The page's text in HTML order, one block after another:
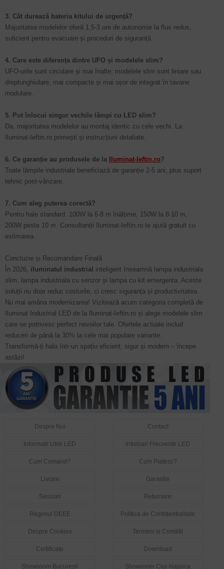
3. Cât durează bateria kitului de urgență?
Majoritatea modelelor oferă 1,5-3 ore de autonomie la flux redus,
suficient pentru evacuare și proceduri de siguranță.
4. Care este diferența dintre UFO și modelele slim?
UFO-urile sunt circulare și mai înalte; modelele slim sunt liniare sau
dreptunghiulare, mai compacte și mai ușor de integrat în tavane
modulare.
5. Pot înlocui singur vechile lămpi cu LED slim?
Da, majoritatea modelelor au montaj identic cu cele vechi. La
Iluminat-Ieftin.ro primești și instrucțiuni detaliate.
6. Ce garanție au produsele de la Iluminat-Ieftin.ro?
Toate lămpile industriale beneficiază de garanție 2-5 ani, plus suport
tehnic post-vânzare.
7. Cum aleg puterea corectă?
Pentru hale standard: 100W la 6-8 m înălțime, 150W la 8-10 m,
200W peste 10 m. Consultanții Iluminat-Ieftin.ro te ajută gratuit cu
estimarea.
Concluzie și Recomandare Finală
În 2026, iluminatul industrial inteligent înseamnă lampa industriala
slim, lampa industriala cu senzor și lampa cu kit emergenta. Aceste
soluții nu doar reduc costurile, ci cresc siguranța și productivitatea.
Nu mai amâna modernizarea! Vizitează acum categoria completă de
Iluminat Industrial LED de la Iluminat-Ieftin.ro și alege modelele slim
care se potrivesc perfect nevoilor tale. Ofertele actuale includ
reduceri de până la 30% la cele mai populare variante.
Transformă-ți hala într-un spațiu eficient, sigur și modern – începe
astăzi!
Despre Noi Contact
Informatii Utile LED Intrebari Frecvente LED
Cum Comand? Cum Platesc?
Livrare Garantie
Sesizari Returnare
Regimul DEEE Politica de Confidentialitate
Despre Cookies Termeni si Conditii
Certificate Download
Showroom Bucuresti Showroom Cluj-Napoca